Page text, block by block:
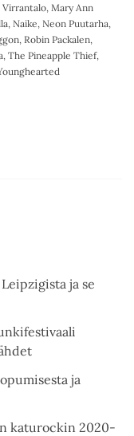
Virrantalo, Mary Ann
, Naike, Neon Puutarha,
, Robin Packalen,
, The Pineapple Thief,
ja se
ja
katurockin 2020-